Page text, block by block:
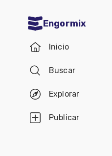
Engormix
Inicio
Buscar
Explorar
Publicar